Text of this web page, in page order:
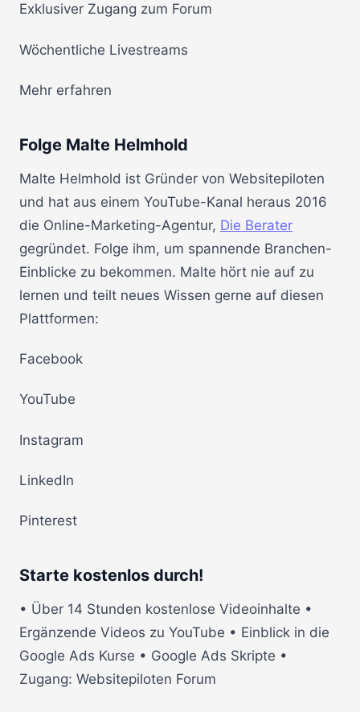
Exklusiver Zugang zum Forum
Wöchentliche Livestreams
Mehr erfahren
Folge Malte Helmhold
Malte Helmhold ist Gründer von Websitepiloten
und hat aus einem YouTube-Kanal heraus 2016
die Online-Marketing-Agentur, Die Berater
gegründet. Folge ihm, um spannende Branchen-
Einblicke zu bekommen. Malte hört nie auf zu
lernen und teilt neues Wissen gerne auf diesen
Plattformen:
Facebook
YouTube
Instagram
LinkedIn
Pinterest
Starte kostenlos durch!
• Über 14 Stunden kostenlose Videoinhalte •
Ergänzende Videos zu YouTube • Einblick in die
Google Ads Kurse • Google Ads Skripte •
Zugang: Websitepiloten Forum